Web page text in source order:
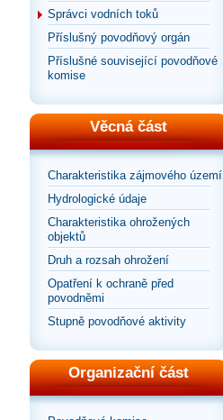
Správci vodních toků
Příslušný povodňový orgán
Příslušné související povodňové
komise
Věcná část
Charakteristika zájmového území
Hydrologické údaje
Charakteristika ohrožených
objektů
Druh a rozsah ohrožení
Opatření k ochraně před
povodněmi
Stupně povodňové aktivity
Organizační část